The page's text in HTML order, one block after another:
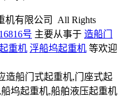
机有限公司 All Rights
号 主要从事于 造船门
重机 浮船坞起重机 等欢迎
造船门式起重机,门座式起
坞起重机,船舶液压起重机